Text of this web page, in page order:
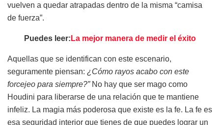
vuelven a quedar atrapadas dentro de la misma “camisa
de fuerza”.
Puedes leer: La mejor manera de medir el éxito
Aquellas que se identifican con este escenario,
seguramente piensan: ¿Cómo rayos acabo con este
forcejeo para siempre?” No hay que ser mago como
Houdini para liberarse de una relación que te mantiene
infeliz. La magia más poderosa que existe es la fe. La fe es
esa seguridad interior que tienes de que puedes lograr un